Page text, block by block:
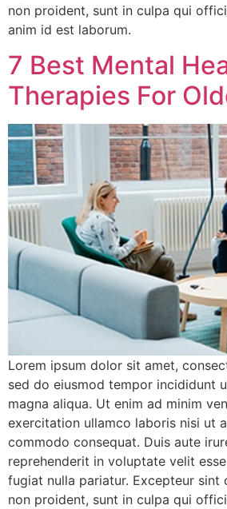
non proident, sunt in culpa qui
anim id est laborum.
7 Best Mental
Therapies For
Lorem ipsum dolor sit amet,
sed do eiusmod tempor incididunt
magna aliqua. Ut enim ad minim
exercitation ullamco laboris nisi ut
commodo consequat. Duis aute
reprehenderit in voluptate velit
fugiat nulla pariatur. Excepteur sint
non proident, sunt in culpa qui